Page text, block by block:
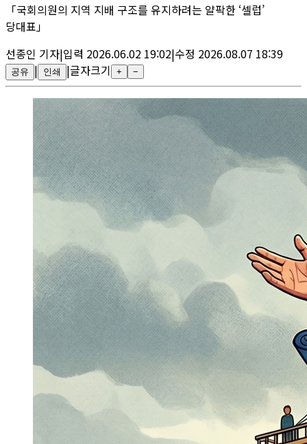
「국회의원의 지역 지배 구조를 유지하려는 얄팍한 ‘셀럽’
당대표」
선종인 기자|입력 2026.06.02 19:02|수정 2026.08.07 18:39
공유 | 인쇄 |글자크기 + −